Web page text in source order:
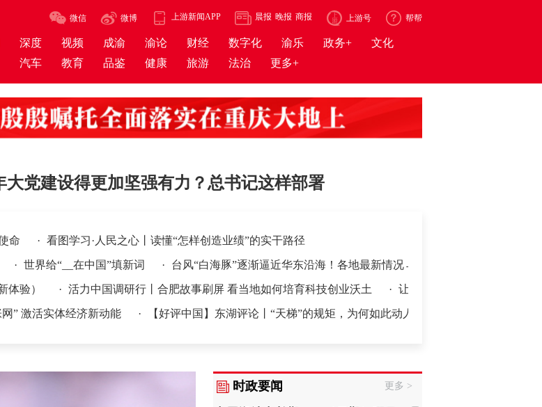
微信 微博 上游新闻APP 晨报 晚报 商报 上游号 帮帮
深度 视频 成渝 渝论 财经 数字化 渝乐 政务+
文化
汽车 教育 品鉴 健康 旅游 法治 更多+
大党建设得更加坚强有力？总书记这样部署
命 · 看图学习·人民之心丨读懂“怎样创造业绩”的实干路径
· 世界给“__在中国”填新词 · 台风“白海豚”逐渐逼近华东沿海！各地最新情况→
· 活力中国调研行丨合肥故事刷屏 看当地如何培育科技创业沃土 · 让“小哥”们的奔忙之路安全温暖、成就
体经济新动能 · 【好评中国】东湖评论丨“天梯”的规矩，为何如此动人？ · 经济高质量发展里的“心”与
时政要闻 更多 >
18小时前